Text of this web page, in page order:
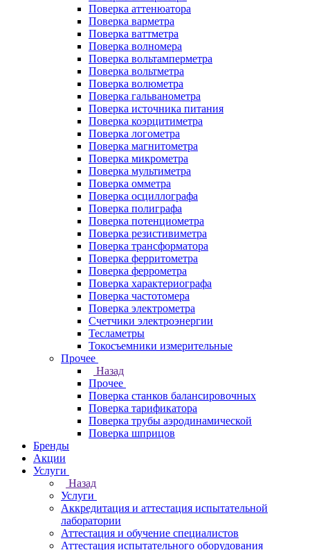
Поверка аттенюатора
Поверка варметра
Поверка ваттметра
Поверка волномера
Поверка вольтамперметра
Поверка вольтметра
Поверка волюметра
Поверка гальванометра
Поверка источника питания
Поверка коэрцитиметра
Поверка логометра
Поверка магнитометра
Поверка микрометра
Поверка мультиметра
Поверка омметра
Поверка осциллографа
Поверка полиграфа
Поверка потенциометра
Поверка резистивиметра
Поверка трансформатора
Поверка ферритометра
Поверка феррометра
Поверка характериографа
Поверка частотомера
Поверка электрометра
Счетчики электроэнергии
Тесламетры
Токосъемники измерительные
Прочее
Назад
Прочее
Поверка станков балансировочных
Поверка тарификатора
Поверка трубы аэродинамической
Поверка шприцов
Бренды
Акции
Услуги
Назад
Услуги
Аккредитация и аттестация испытательной
лаборатории
Аттестация и обучение специалистов
Аттестация испытательного оборудования